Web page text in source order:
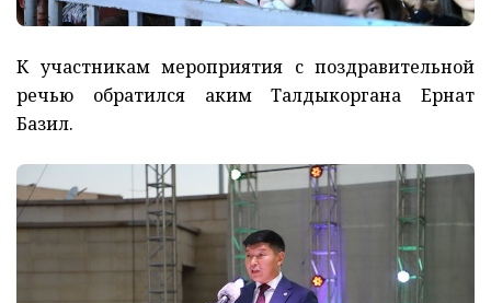
К участникам мероприятия с поздравительной
речью обратился аким Талдыкоргана Ернат
Базил.